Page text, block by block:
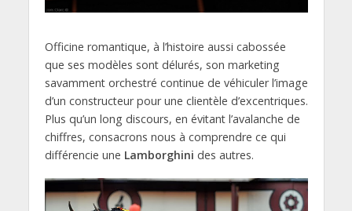
Officine romantique, à l’histoire aussi cabossée
que ses modèles sont délurés, son marketing
savamment orchestré continue de véhiculer l’image
d’un constructeur pour une clientèle d’excentriques.
Plus qu’un long discours, en évitant l’avalanche de
chiffres, consacrons nous à comprendre ce qui
différencie une Lamborghini des autres.